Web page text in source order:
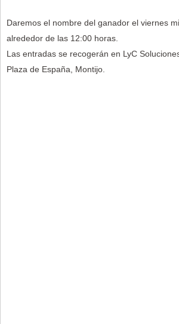
Daremos el nombre del ganador el viernes
alrededor de las 12:00 horas.
Las entradas se recogerán en LyC
Plaza de España, Montijo.